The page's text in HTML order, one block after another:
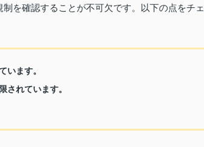
を確認することが不可欠です。以下の点をチェ
います。
されています。